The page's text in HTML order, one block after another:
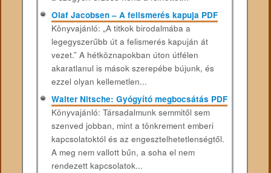
Olaf Jacobsen – A felismerés kapuja PDF
Könyvajánló: „A titkok birodalmába a
legegyszerűbb út a felismerés kapuján át
vezet.” A hétköznapokban úton útfélen
akaratlanul is mások szerepébe bújunk, és
ezzel olyan kellemetlen...
Walter Nitsche: Gyógyító megbocsátás PDF
Könyvajánló: Társadalmunk semmitől sem
szenved jobban, mint a tönkrement emberi
kapcsolatoktól és az engesztelhetetlenségtől.
A meg nem vallott bűn, a soha el nem
rendezett kapcsolatok...